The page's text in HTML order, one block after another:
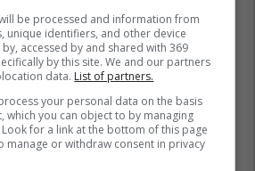
be processed and information from
unique identifiers, and other device
accessed by and shared with 369
by this site. We and our partners
data. List of partners.
your personal data on the basis
which you can object to by managing
for a link at the bottom of this page
manage or withdraw consent in privacy